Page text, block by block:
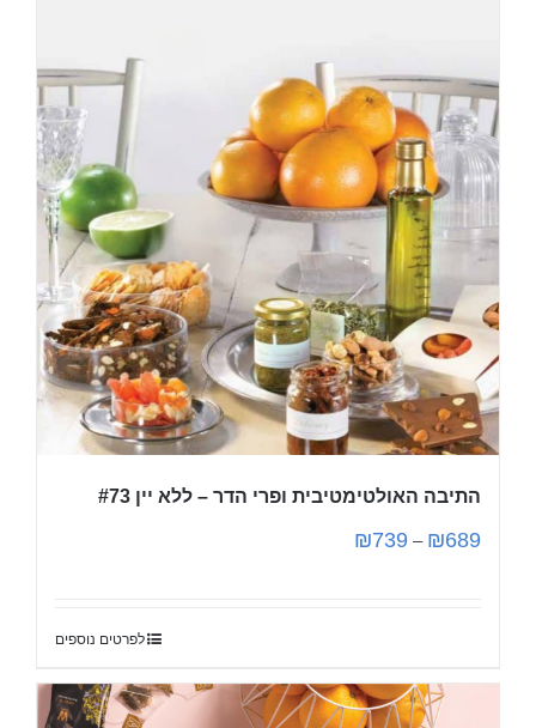
התיבה האולטימטיבית ופרי הדר – ללא יין #73
₪689
–
₪739
לפרטים נוספים